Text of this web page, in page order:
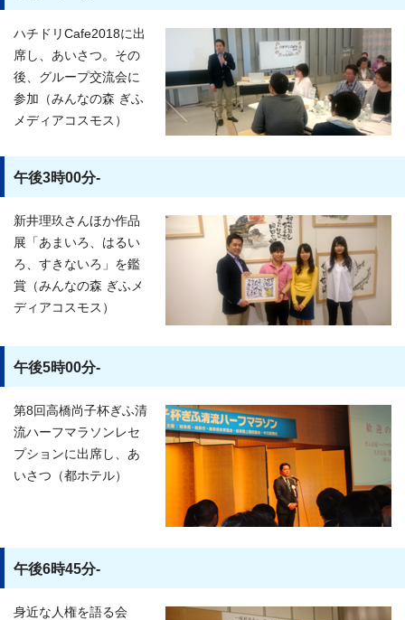
ハチドリCafe2018に出
席し、あいさつ。その
後、グループ交流会に
参加（みんなの森 ぎふ
メディアコスモス）
午後3時00分-
新井理玖さんほか作品
展「あまいろ、はるい
ろ、すきないろ」を鑑
賞（みんなの森 ぎふメ
ディアコスモス）
午後5時00分-
第8回高橋尚子杯ぎふ清
流ハーフマラソンレセ
プションに出席し、あ
いさつ（都ホテル）
午後6時45分-
身近な人権を語る会